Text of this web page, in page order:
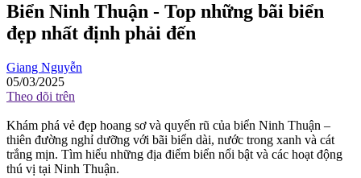
Biển Ninh Thuận - Top những bãi biển
đẹp nhất định phải đến
Giang Nguyễn
05/03/2025
Theo dõi trên
Khám phá vẻ đẹp hoang sơ và quyến rũ của biển Ninh Thuận –
thiên đường nghỉ dưỡng với bãi biển dài, nước trong xanh và cát
trắng mịn. Tìm hiểu những địa điểm biển nổi bật và các hoạt động
thú vị tại Ninh Thuận.